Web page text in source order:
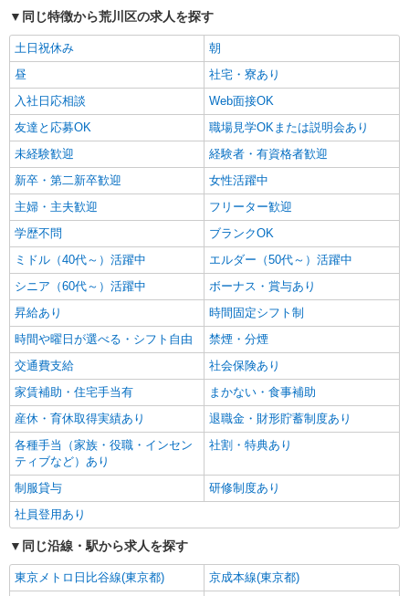
同じ特徴から荒川区の求人を探す
土日祝休み
朝
昼
社宅・寮あり
入社日応相談
Web面接OK
友達と応募OK
職場見学OKまたは説明会あり
未経験歓迎
経験者・有資格者歓迎
新卒・第二新卒歓迎
女性活躍中
主婦・主夫歓迎
フリーター歓迎
学歴不問
ブランクOK
ミドル（40代～）活躍中
エルダー（50代～）活躍中
シニア（60代～）活躍中
ボーナス・賞与あり
昇給あり
時間固定シフト制
時間や曜日が選べる・シフト自由
禁煙・分煙
交通費支給
社会保険あり
家賃補助・住宅手当有
まかない・食事補助
産休・育休取得実績あり
退職金・財形貯蓄制度あり
各種手当（家族・役職・インセン
ティブなど）あり
社割・特典あり
制服貸与
研修制度あり
社員登用あり
同じ沿線・駅から求人を探す
東京メトロ日比谷線(東京都)
京成本線(東京都)